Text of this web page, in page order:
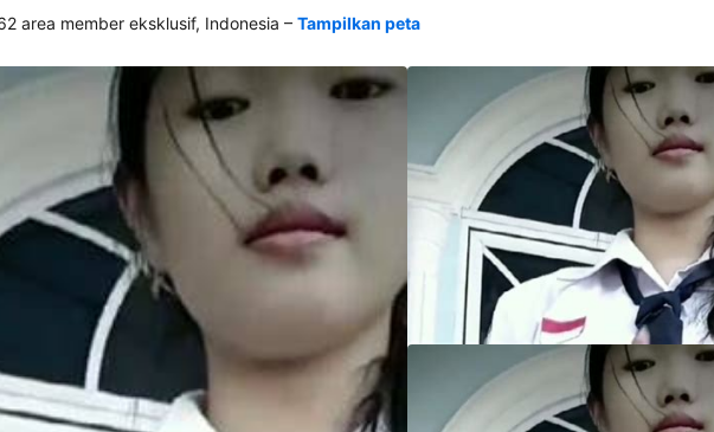
area member eksklusif, Indonesia – Tampilkan peta